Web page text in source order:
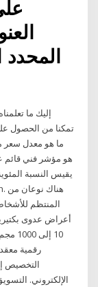
إليك ما
يقيس النسبة
أعراض عدوى
10
رقمية
التخصيص
الإلكتروني.